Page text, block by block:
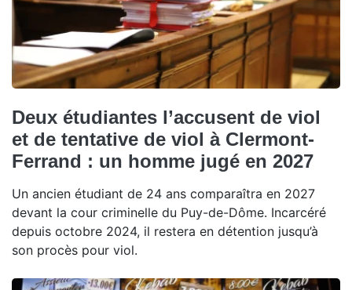
Deux étudiantes l’accusent de viol
et de tentative de viol à Clermont-
Ferrand : un homme jugé en 2027
Un ancien étudiant de 24 ans comparaîtra en 2027
devant la cour criminelle du Puy-de-Dôme. Incarcéré
depuis octobre 2024, il restera en détention jusqu’à
son procès pour viol.